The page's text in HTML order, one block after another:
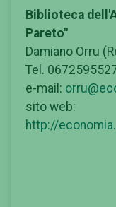
Biblioteca
Pareto"
Damiano Orru
Tel.
e-mail:
sito web:
http://